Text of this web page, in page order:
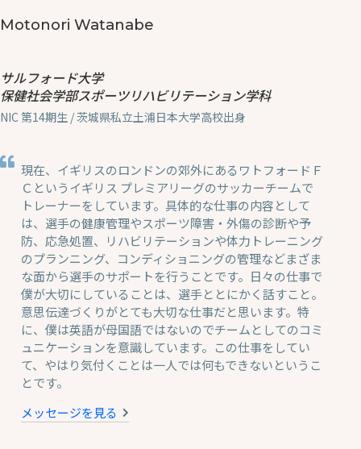
Motonori Watanabe
サルフォード大学
保健社会学部スポーツリハビリテーション学科
NIC 第14期生 / 茨城県私立土浦日本大学高校出身
現在、イギリスのロンドンの郊外にあるワトフォードＦ
Ｃというイギリス プレミアリーグのサッカーチームで
トレーナーをしています。具体的な仕事の内容として
は、選手の健康管理やスポーツ障害・外傷の診断や予
防、応急処置、リハビリテーションや体力トレーニング
のプランニング、コンディショニングの管理などまざま
な面から選手のサポートを行うことです。日々の仕事で
僕が大切にしていることは、選手ととにかく話すこと。
意思伝達づくりがとても大切な仕事だと思います。特
に、僕は英語が母国語ではないのでチームとしてのコミ
ュニケーションを意識しています。この仕事をしてい
て、やはり気付くことは一人では何もできないというこ
とです。
メッセージを見る